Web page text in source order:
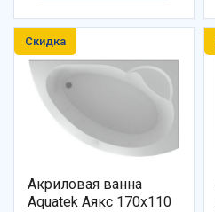
Скидка
Акриловая ванна
Aquatek Аякс 170x110